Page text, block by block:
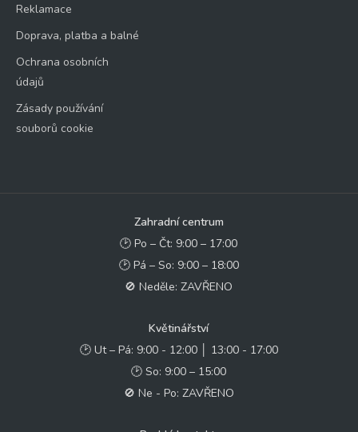
Reklamace
Doprava, platba a balné
Ochrana osobních
údajů
Zásady používání
souborů cookie
Zahradní centrum
🕑 Po – Čt: 9:00 – 17:00
🕑 Pá – So: 9:00 – 18:00
🚫 Neděle: ZAVŘENO
Květinářství
🕑 Ut – Pá: 9:00 - 12:00 │ 13:00 - 17:00
🕑 So: 9:00 – 15:00
🚫 Ne - Po: ZAVŘENO